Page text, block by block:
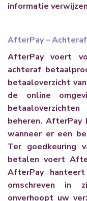
informatie
AfterPay –
AfterPay voert
achteraf
betaaloverzicht
de online
beheren.
wanneer er een
Ter goedkeuring
betalen voert
AfterPay
omschreven in
onverhoopt uw